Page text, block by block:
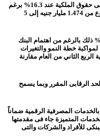
وقد استطاع البنك الحفاظ على معدل العائد على حقوق الملكية عند 16.3% برغم
من قيامه برفع رأس مال البنك المصدر والمدفوع من 1.474 مليار جنيه إلى 5
وقد انخفضت نسبة التكلفة إلى الدخل بنسبة 7% ذلك بالرغم من اهتمام البنك
لمواكبة خطة النمو والتغيرات
المخصصات بنسبة 33% بنهاية الربع الثاني من العام مقارنة
24.2% بما يفوق الحد الرقابى المقرر وبما يسمح
بالخدمات المصرفية الرقمية ضماناً
المتميزة جاء فى مقدمتها
للأفراد والشركات والتى